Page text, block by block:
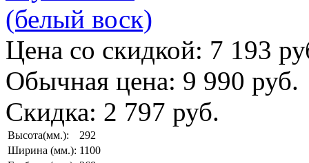
Цена со скидкой: 7 193
Обычная цена: 9 990 руб.
Скидка: 2 797 руб.
Высота(мм.):
292
Ширина (мм.): 1100